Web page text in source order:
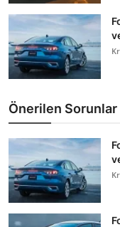
Önerilen Sorunlar